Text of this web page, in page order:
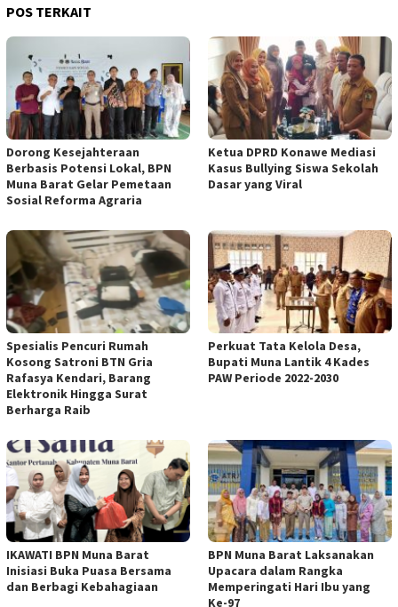
POS TERKAIT
Dorong Kesejahteraan
Berbasis Potensi Lokal, BPN
Muna Barat Gelar Pemetaan
Sosial Reforma Agraria
‎Ketua DPRD Konawe Mediasi
Kasus Bullying Siswa Sekolah
Dasar yang Viral
Spesialis Pencuri Rumah
Kosong Satroni BTN Gria
Rafasya Kendari, Barang
Elektronik Hingga Surat
Berharga Raib
Perkuat Tata Kelola Desa,
Bupati Muna Lantik 4 Kades
PAW Periode 2022-2030
IKAWATI BPN Muna Barat
Inisiasi Buka Puasa Bersama
dan Berbagi Kebahagiaan
BPN Muna Barat Laksanakan
Upacara dalam Rangka
Memperingati Hari Ibu yang
Ke-97